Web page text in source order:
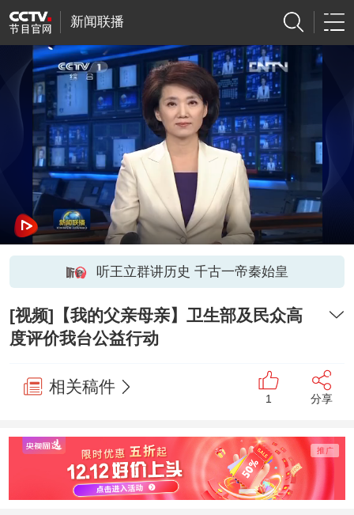
新闻联播
听王立群讲历史 千古一帝秦始皇
[视频]【我的父亲母亲】卫生部及民众高
度评价我台公益行动
相关稿件
1 分享